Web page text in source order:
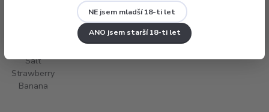
NE jsem mladší 18-ti let
ANO jsem starší 18-ti let